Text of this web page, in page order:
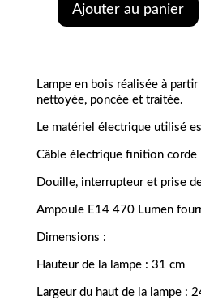
quantité
bois
MARINOR
Ajouter au panier
Lampe en bois réalisée à partir
nettoyée, poncée et traitée.
Le matériel électrique utilisé
Câble électrique finition corde
Douille, interrupteur et prise
Ampoule E14 470 Lumen
Dimensions :
Hauteur de la lampe : 31 cm
Largeur du haut de la lampe :